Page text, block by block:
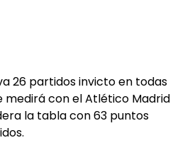
26 partidos invicto en todas
medirá con el Atlético Madrid
la tabla con 63 puntos